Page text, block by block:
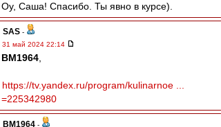
Оу, Саша! Спасибо. Ты явно в курсе).
SAS -
31 май 2024 22:14
BM1964
https://tv.yandex.ru/program/kulinarnoe ...
=225342980
BM1964 -